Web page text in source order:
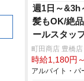
週1日～&3h
髪もOK/絶
ールスタッ
町田商店 豊橋店
時給1,180円
アルバイト・パ